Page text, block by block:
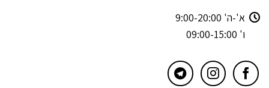
א'-ה' 9:00-20:00
ו' 09:00-15:00